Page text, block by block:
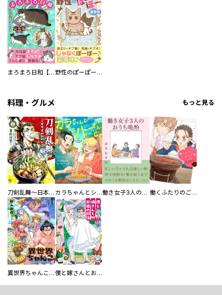
まろまろ日和【豪華版】 野性のぽーぽー【豪華版】
料理・グルメ もっと見る
刀剣乱舞～日本号つれづれ酒～ カラちゃんとシトーさんと、 【分冊版】 働き女子3人のおうち晩酌 働くふたりのごほうび飯
異世界ちゃんこ～横綱目前に召喚されたんだが～ 【連載版】 僕と嫁さんとお酒の関係